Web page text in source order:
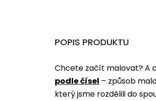
POPIS PRODUKTU
Chcete začít malovat? A
podle čísel ­­– způsob
který jsme rozdělili do